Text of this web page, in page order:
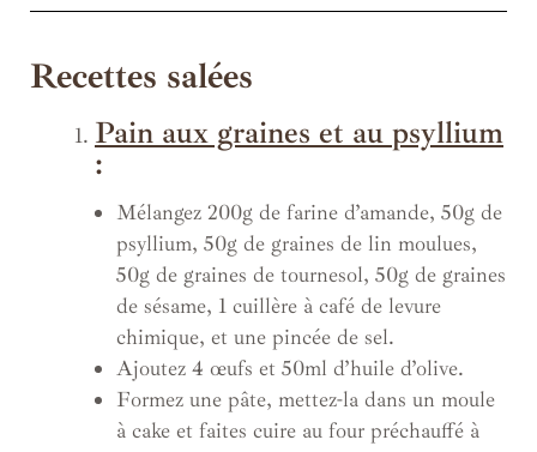
Recettes salées
Pain aux graines et au psyllium
:
Mélangez 200g de farine d’amande, 50g de
psyllium, 50g de graines de lin moulues,
50g de graines de tournesol, 50g de graines
de sésame, 1 cuillère à café de levure
chimique, et une pincée de sel.
Ajoutez 4 œufs et 50ml d’huile d’olive.
Formez une pâte, mettez-la dans un moule
à cake et faites cuire au four préchauffé à